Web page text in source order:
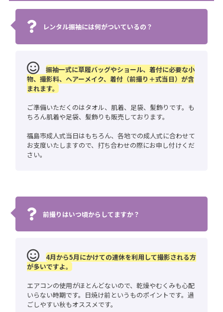
レンタル振袖には何がついているの？
振袖一式に草履バッグやショール、着付に必要な小
物、撮影料、ヘアーメイク、着付（前撮り＋式当日）が含
まれます。
ご準備いただくのはタオル、肌着、足袋、髪飾りです。も
ちろん肌着や足袋、髪飾りも販売しております。
福島市成人式当日はもちろん、各地での成人式に合わせて
お支度いたしますので、打ち合わせの際にお申し付けくだ
さい。
前撮りはいつ頃からしてますか？
4月から5月にかけての連休を利用して撮影される方
が多いですよ。
エアコンの使用がほとんどないので、乾燥やむくみも心配
いらない時期です。日焼け前というものポイントです。過
ごしやすい秋もオススメです。